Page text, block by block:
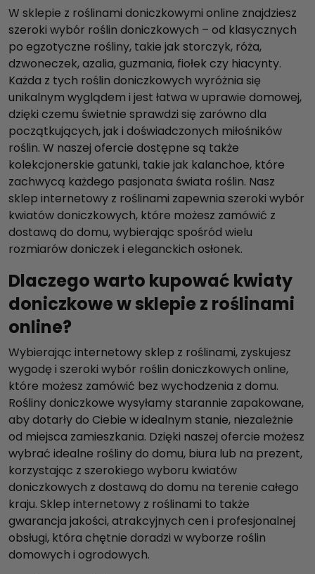
W sklepie z roślinami doniczkowymi online znajdziesz
szeroki wybór roślin doniczkowych – od klasycznych
po egzotyczne rośliny, takie jak storczyk, róża,
dzwoneczek, azalia, guzmania, fiołek czy hiacynty.
Każda z tych roślin doniczkowych wyróżnia się
unikalnym wyglądem i jest łatwa w uprawie domowej,
dzięki czemu świetnie sprawdzi się zarówno dla
początkujących, jak i doświadczonych miłośników
roślin. W naszej ofercie dostępne są także
kolekcjonerskie gatunki, takie jak kalanchoe, które
zachwycą każdego pasjonata świata roślin. Nasz
sklep internetowy z roślinami zapewnia szeroki wybór
kwiatów doniczkowych, które możesz zamówić z
dostawą do domu, wybierając spośród wielu
rozmiarów doniczek i eleganckich osłonek.
Dlaczego warto kupować kwiaty
doniczkowe w sklepie z roślinami
online?
Wybierając internetowy sklep z roślinami, zyskujesz
wygodę i szeroki wybór roślin doniczkowych online,
które możesz zamówić bez wychodzenia z domu.
Rośliny doniczkowe wysyłamy starannie zapakowane,
aby dotarły do Ciebie w idealnym stanie, niezależnie
od miejsca zamieszkania. Dzięki naszej ofercie możesz
wybrać idealne rośliny do domu, biura lub na prezent,
korzystając z szerokiego wyboru kwiatów
doniczkowych z dostawą do domu na terenie całego
kraju. Sklep internetowy z roślinami to także
gwarancja jakości, atrakcyjnych cen i profesjonalnej
obsługi, która chętnie doradzi w wyborze roślin
domowych i ogrodowych.